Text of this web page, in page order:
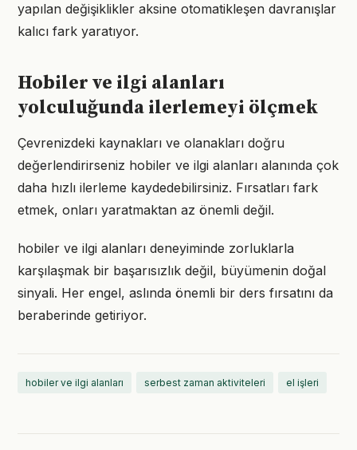
yapılan değişiklikler aksine otomatikleşen davranışlar
kalıcı fark yaratıyor.
Hobiler ve ilgi alanları
yolculuğunda ilerlemeyi ölçmek
Çevrenizdeki kaynakları ve olanakları doğru
değerlendirirseniz hobiler ve ilgi alanları alanında çok
daha hızlı ilerleme kaydedebilirsiniz. Fırsatları fark
etmek, onları yaratmaktan az önemli değil.
hobiler ve ilgi alanları deneyiminde zorluklarla
karşılaşmak bir başarısızlık değil, büyümenin doğal
sinyali. Her engel, aslında önemli bir ders fırsatını da
beraberinde getiriyor.
hobiler ve ilgi alanları serbest zaman aktiviteleri el işleri